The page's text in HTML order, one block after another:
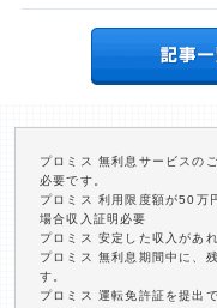
プロミス 無利息サービスの
必要です。
プロミス 利用限度額が50万
場合収入証明必要
プロミス 安定した収入があ
プロミス 無利息期間中に、
す。
プロミス 運転免許証を提出